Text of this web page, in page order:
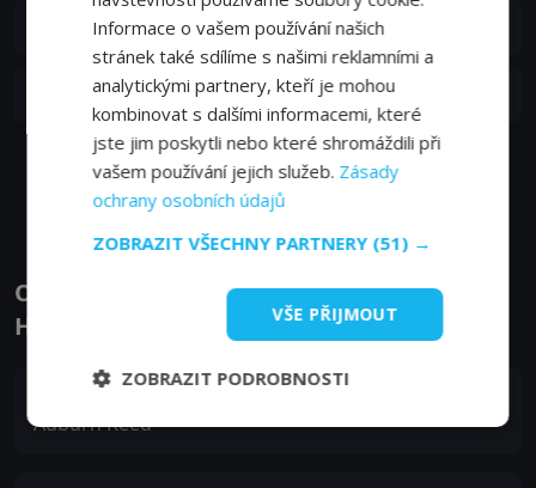
4. epizoda:4. epizoda
3. epizoda:3. epizoda
04. 04. 2017
Zobrazit další epizody
Obsazení filmu nebo pořadu Confess -
Herci a tvůrci
Auburn Reed
Informace o vašem používání našich
stránek také sdílíme s našimi reklamními a
analytickými partnery, kteří je mohou
kombinovat s dalšími informacemi, které
jste jim poskytli nebo které shromáždili při
vašem používání jejich služeb. Zásady
ochrany osobních údajů
ZOBRAZIT VŠECHNY PARTNERY (51) →
VŠE PŘIJMOUT
ZOBRAZIT PODROBNOSTI